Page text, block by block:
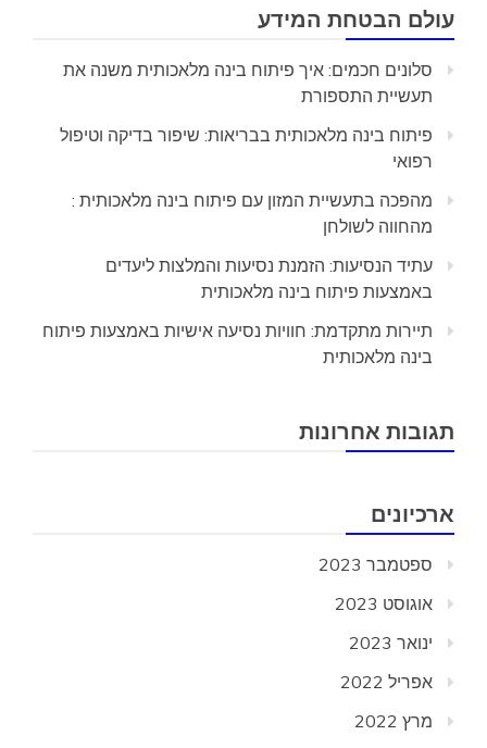
עולם הבטחת המידע
סלונים חכמים: איך פיתוח בינה מלאכותית משנה את
תעשיית התספורת
פיתוח בינה מלאכותית בבריאות: שיפור בדיקה וטיפול
רפואי
מהפכה בתעשיית המזון עם פיתוח בינה מלאכותית :
מהחווה לשולחן
עתיד הנסיעות: הזמנת נסיעות והמלצות ליעדים
באמצעות פיתוח בינה מלאכותית
תיירות מתקדמת: חוויות נסיעה אישיות באמצעות פיתוח
בינה מלאכותית
תגובות אחרונות
ארכיונים
ספטמבר 2023
אוגוסט 2023
ינואר 2023
אפריל 2022
מרץ 2022